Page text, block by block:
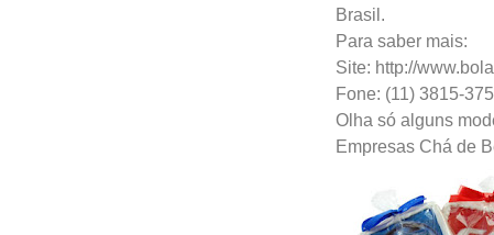
Brasil.
Para saber mais:
Site: http://
Fone: (11) 3815-
Olha só alguns
Empresas Chá de